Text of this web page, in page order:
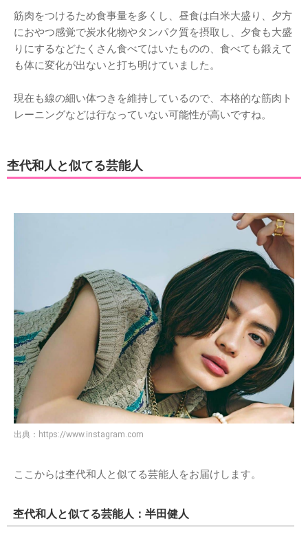
筋肉をつけるため食事量を多くし、昼食は白米大盛り、夕方
におやつ感覚で炭水化物やタンパク質を摂取し、夕食も大盛
りにするなどたくさん食べてはいたものの、食べても鍛えて
も体に変化が出ないと打ち明けていました。
現在も線の細い体つきを維持しているので、本格的な筋肉ト
レーニングなどは行なっていない可能性が高いですね。
杢代和人と似てる芸能人
出典： https://www.instagram.com
ここからは杢代和人と似てる芸能人をお届けします。
杢代和人と似てる芸能人：半田健人